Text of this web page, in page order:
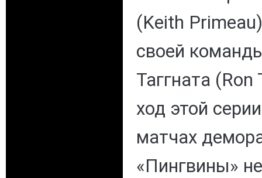
(Keith
своей
Таггната
ход этой
матчах
«Пингвины»